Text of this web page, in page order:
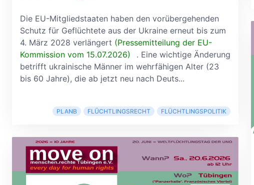
Die EU-Mitgliedstaaten haben den vorübergehenden
Schutz für Geflüchtete aus der Ukraine erneut bis zum
4. März 2028 verlängert (Pressemitteilung der EU-
Kommission vom 15.07.2026)
. Eine wichtige Änderung
betrifft ukrainische Männer im wehrfähigen Alter (23
bis 60 Jahre), die ab jetzt neu nach Deuts...
PLANB FLÜCHTLINGSRECHT FLÜCHTLINGSPOLITIK